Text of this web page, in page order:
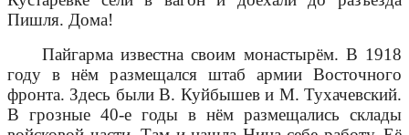
Пишля. Дома!
Пайгарма известна своим монастырём. В 1918
году в нём размещался штаб армии Восточного
фронта. Здесь были В. Куйбышев и М. Тухачевский.
В грозные 40-е годы в нём размещались склады